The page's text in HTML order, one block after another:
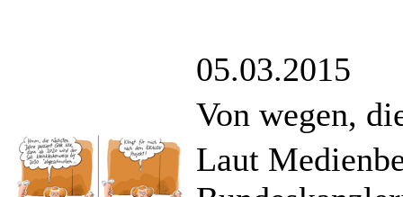
05.03.2015
Von wegen,
Laut